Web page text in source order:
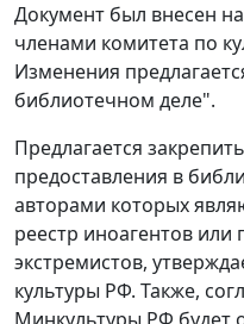
Документ был внесен
членами комитета по
Изменения
библиотечном деле".
Предлагается
предоставления в
авторами которых
реестр иноагентов
экстремистов,
культуры РФ. Также,